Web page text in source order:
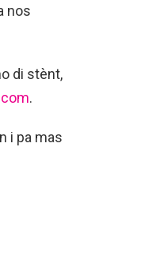
nos
di stènt,
.
i pa mas